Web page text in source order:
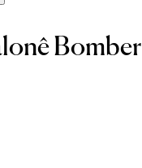
Bomber